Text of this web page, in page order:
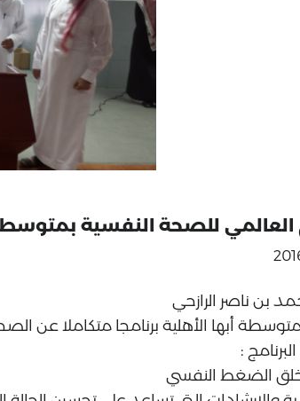
أبها الأهلية برنامجا متكاملا عن
: